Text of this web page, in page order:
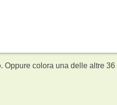
Oppure colora una delle altre 36